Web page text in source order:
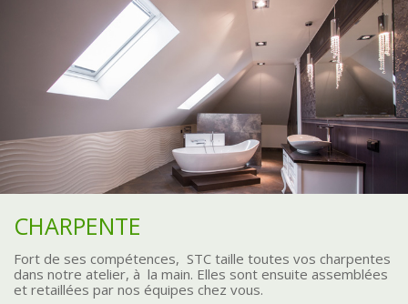
d'accessibilité
CHARPENTE
Fort de ses compétences, STC taille toutes vos charpentes
dans notre atelier, à la main. Elles sont ensuite assemblées
et retaillées par nos équipes chez vous.